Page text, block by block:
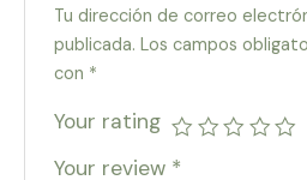
Tu dirección de correo
publicada. Los campos
con *
Your rating
Your review *